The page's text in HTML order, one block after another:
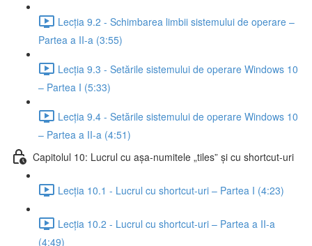
Lecția 9.2 - Schimbarea limbii sistemului de operare –
Partea a II-a (3:55)
Lecția 9.3 - Setările sistemului de operare Windows 10
– Partea I (5:33)
Lecția 9.4 - Setările sistemului de operare Windows 10
– Partea a II-a (4:51)
Capitolul 10: Lucrul cu așa-numitele „tiles” și cu shortcut-uri
Lecția 10.1 - Lucrul cu shortcut-uri – Partea I (4:23)
Lecția 10.2 - Lucrul cu shortcut-uri – Partea a II-a
(4:49)